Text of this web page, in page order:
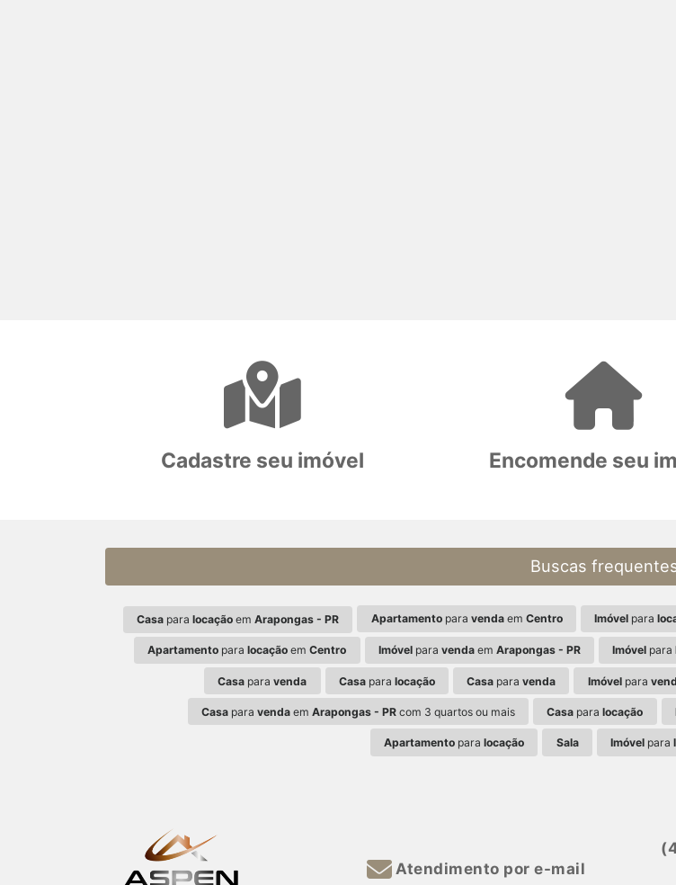
Cadastre seu imóvel Encomende seu
Buscas
Casa paralocação emArapongas - PR Apartamentopara vendaem Centro Imóvel para
Apartamento paralocação emCentro Imóvelpara vendaem Arapongas - PR Imóvel para
Casa paravenda Casapara locação Casa paravenda Imóvelpara
Casapara vendaem Arapongas - PRcom 3 quartos ou mais Casa paralocação
Apartamento paralocação Sala Imóvelpara
Atendimento por e-mail